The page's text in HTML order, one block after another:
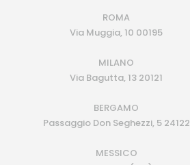
ROMA
Via Muggia, 10 00195
MILANO
Via Bagutta, 13 20121
BERGAMO
Passaggio Don Seghezzi, 5 24122
MESSICO